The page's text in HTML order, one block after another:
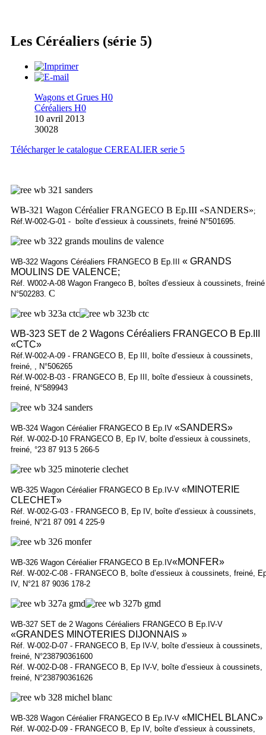
Les Céréaliers (série 5)
Wagons et Grues H0
Céréaliers H0
10 avril 2013
30028
Télécharger le catalogue CEREALIER serie 5
WB-321 Wagon Céréalier FRANGECO B Ep.III «SANDERS»;
Réf.W-002-G-01 - boîte d’essieux à coussinets, freiné N°501695.
WB-322 Wagons Céréaliers FRANGECO B Ep.III « GRANDS
MOULINS DE VALENCE;
Réf. W002-A-08 Wagon Frangeco B, boîtes d’essieux à coussinets, freiné
N°502283. C
WB-323 SET de 2 Wagons Céréaliers FRANGECO B Ep.III
«CTC»
Réf.W-002-A-09 - FRANGECO B, Ep III, boîte d’essieux à coussinets,
freiné, , N°506265
Réf.W-002-B-03 - FRANGECO B, Ep III, boîte d’essieux à coussinets,
freiné, N°589943
WB-324 Wagon Céréalier FRANGECO B Ep.IV «SANDERS»
Réf. W-002-D-10 FRANGECO B, Ep IV, boîte d’essieux à coussinets,
freiné, °23 87 913 5 266-5
WB-325 Wagon Céréalier FRANGECO B Ep.IV-V «MINOTERIE
CLECHET»
Réf. W-002-G-03 - FRANGECO B, Ep IV, boîte d’essieux à coussinets,
freiné, N°21 87 091 4 225-9
WB-326 Wagon Céréalier FRANGECO B Ep.IV«MONFER»
Réf. W-002-C-08 - FRANGECO B, boîte d’essieux à coussinets, freiné,
IV, N°21 87 9036 178-2
WB-327 SET de 2 Wagons Céréaliers FRANGECO B Ep.IV-V
«GRANDES MINOTERIES DIJONNAIS »
Réf. W-002-D-07 - FRANGECO B, Ep IV-V, boîte d’essieux à coussinets,
freiné, N°238790361600
Réf. W-002-D-08 - FRANGECO B, Ep IV-V, boîte d’essieux à coussinets,
freiné, N°238790361626
WB-328 Wagon Céréalier FRANGECO B Ep.IV-V «MICHEL BLANC»
Réf. W-002-D-09 - FRANGECO B, Ep IV, boîte d’essieux à coussinets,